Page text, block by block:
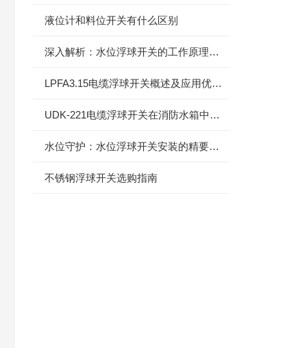
液位计和料位开关有什么区别
深入解析：水位浮球开关的工作原理与核心技术创新
LPFA3.15电缆浮球开关概述及应用优势分析
UDK-221电缆浮球开关在消防水箱中的应用
水位守护：水位浮球开关安装的精要指南
不锈钢浮球开关选购指南